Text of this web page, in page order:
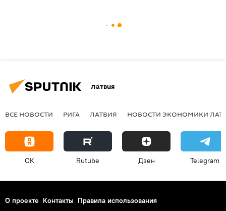
Латвия
ВСЕ НОВОСТИ РИГА ЛАТВИЯ НОВОСТИ ЭКОНОМИКИ
OK Rutube Дзен Telegram
О проекте Контакты Правила использования